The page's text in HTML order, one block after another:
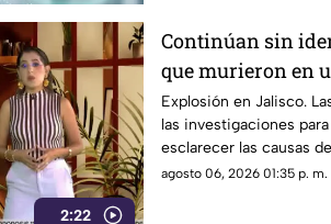
2:22
Continúan sin
que murieron en
Explosión en Jalisco.
las investigaciones
esclarecer las causas
agosto 06, 2026 01:35 p. m.